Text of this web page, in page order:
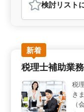
おすすめポイン
＜働きやすさの魅力＞ 年間休日124日で土日
のため、しっかり
月平均10時間程度
にしたい方に最適
もあり、メリハリの
ャリアアップの機会＞ 社労士事務所での経験を
ながら、業務に必
っています。資格
会保険労務士や行
らなるキャリアアップが可
検討リスト
新着
税理士補助業
税
き
（